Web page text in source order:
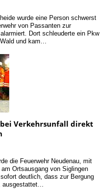
wurde eine Person schwerst
von Passanten zur
Dort schleuderte ein Pkw
und kam…
Verkehrsunfall direkt
die Feuerwehr Neudenau, mit
Ortsausgang von Siglingen
deutlich, dass zur Bergung
ausgestattet…